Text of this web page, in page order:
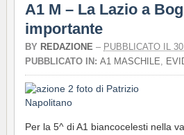
A1 M – La Lazio a
importante
BY REDAZIONE – PUBBLICATO IL
PUBBLICATO IN: A1 MASCHILE,
Per la 5^ di A1 biancocelesti nella